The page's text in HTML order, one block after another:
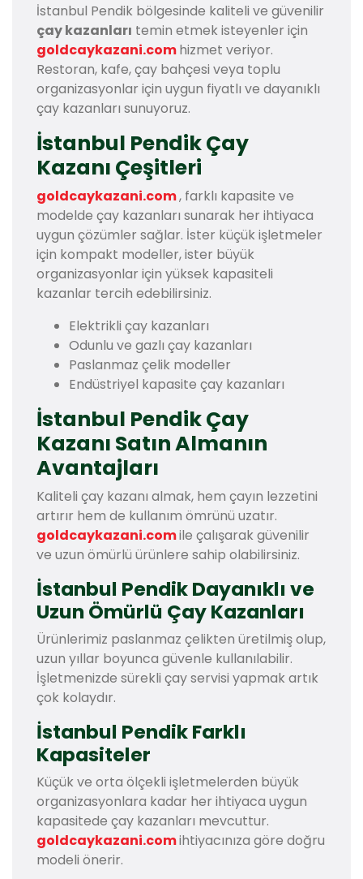
İstanbul Pendik bölgesinde kaliteli ve güvenilir
çay kazanları temin etmek isteyenler için
goldcaykazani.comhizmet veriyor.
Restoran, kafe, çay bahçesi veya toplu
organizasyonlar için uygun fiyatlı ve dayanıklı
çay kazanları sunuyoruz.
İstanbul Pendik Çay
Kazanı Çeşitleri
goldcaykazani.com, farklı kapasite ve
modelde çay kazanları sunarak her ihtiyaca
uygun çözümler sağlar. İster küçük işletmeler
için kompakt modeller, ister büyük
organizasyonlar için yüksek kapasiteli
kazanlar tercih edebilirsiniz.
Elektrikli çay kazanları
Odunlu ve gazlı çay kazanları
Paslanmaz çelik modeller
Endüstriyel kapasite çay kazanları
İstanbul Pendik Çay
Kazanı Satın Almanın
Avantajları
Kaliteli çay kazanı almak, hem çayın lezzetini
artırır hem de kullanım ömrünü uzatır.
goldcaykazani.comile çalışarak güvenilir
ve uzun ömürlü ürünlere sahip olabilirsiniz.
İstanbul Pendik Dayanıklı ve
Uzun Ömürlü Çay Kazanları
Ürünlerimiz paslanmaz çelikten üretilmiş olup,
uzun yıllar boyunca güvenle kullanılabilir.
İşletmenizde sürekli çay servisi yapmak artık
çok kolaydır.
İstanbul Pendik Farklı
Kapasiteler
Küçük ve orta ölçekli işletmelerden büyük
organizasyonlara kadar her ihtiyaca uygun
kapasitede çay kazanları mevcuttur.
goldcaykazani.comihtiyacınıza göre doğru
modeli önerir.